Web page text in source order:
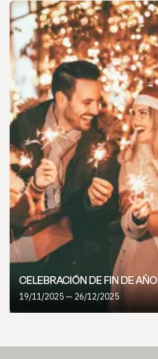
Diapositiva 1 de 1
CELEBRACIÓN DE FIN DE AÑO
19/11/2025 — 26/12/2025